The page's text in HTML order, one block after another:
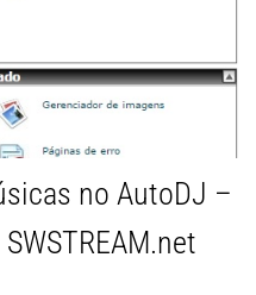
no AutoDJ –